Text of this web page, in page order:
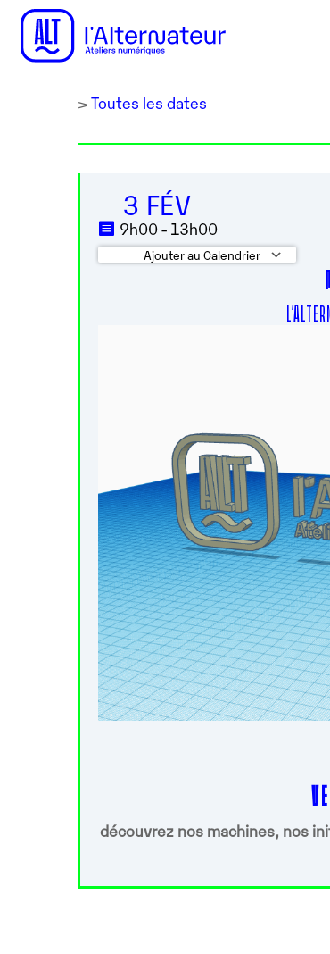
> Toutes les dates
3 FÉV
9h00 - 13h00
Ajouter au Calendrier
V
découvrez nos machines, nos